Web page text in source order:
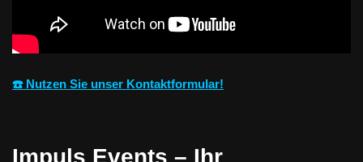
☎️ Nutzen Sie unser Kontaktformular!
Impuls Events – Ihr